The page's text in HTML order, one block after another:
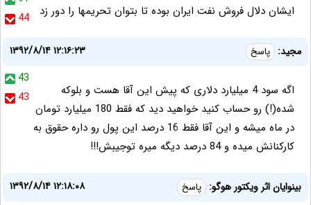
44
ايشان دلال فروش نفت ايران بوده تا بتوان تحريمها را دور زد
مجید: پاسخ
۱۳۹۲/۸/۱۴ ۱۲:۱۶:۲۳
43
43
اگه سود 4 میلیارد دلاری که پیش این آقا هست و بلوکه
شده(!) رو حساب کنید خواهید دید که فقط 180 میلیارد تومان
در ماه میشه و این آقا فقط 16 درصد این پول رو داره حقوق به
کارکنانش میده و 84 درصد دیگه میره توجیبش!!!
بينوايان اثر ويكتور هوگو: پاسخ
۱۳۹۲/۸/۱۴ ۱۲:۱۸:۰۸